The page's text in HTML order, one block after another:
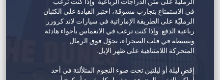
للأطفال، حيث تتوفر مجموعة من الأنشطة الترفيهية
والتعليمية. كما تتوفر أنشطة ترفيهية مسائية تناسب
الجميع، من العروض الحية إلى الأحداث المستوحاة من
طابع خاص، لذا لن تشعر بالملل أبداً في ريكسوس
المعيريد.
في الاستمتاع بتجارب مشوقة، اختبر القيادة على الكثبان
الرمليّة على الطريقة الإماراتية في سيارات لاند كروزر
رباعية الدفع. وإذا كنت ترغب في الانغماس بأجواء هادئة
وبسيطة في قلب الصحراء، تجوّل فوق الرمال
المتحركة اللامتناهية على ظهر الإبل.
إقضِ ليلة أو ليلتين تحت ضوء النجوم المتلألئة في أحد